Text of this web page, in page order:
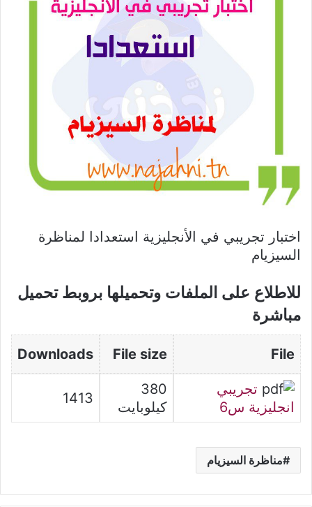
اختبار تجريبي في الأنجليزية استعدادا لمناظرة
السيزيام
للاطلاع على الملفات وتحميلها بروبط تحميل
مباشرة
File
File size
Downloads
تجريبي
انجليزية س6
380
كيلوبايت
1413
مناظرة السيزيام